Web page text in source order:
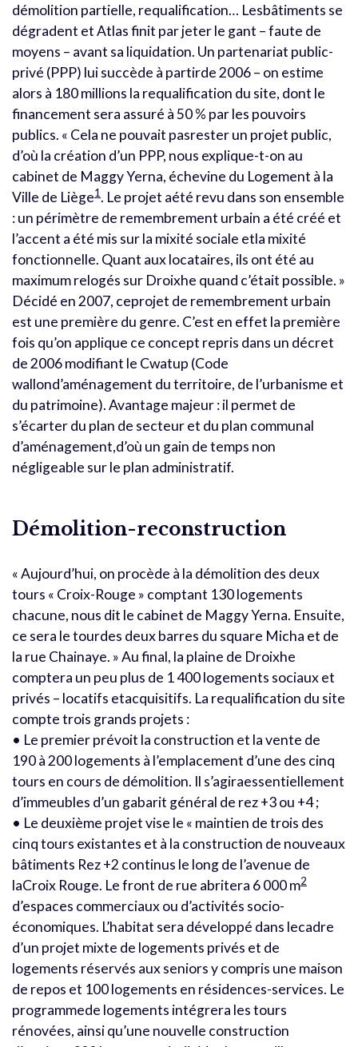
démolition partielle, requalification… Lesbâtiments se
dégradent et Atlas finit par jeter le gant – faute de
moyens – avant sa liquidation. Un partenariat public-
privé (PPP) lui succède à partirde 2006 – on estime
alors à 180 millions la requalification du site, dont le
financement sera assuré à 50 % par les pouvoirs
publics. « Cela ne pouvait pasrester un projet public,
d’où la création d’un PPP, nous explique-t-on au
cabinet de Maggy Yerna, échevine du Logement à la
Ville de Liège1. Le projet aété revu dans son ensemble
: un périmètre de remembrement urbain a été créé et
l’accent a été mis sur la mixité sociale etla mixité
fonctionnelle. Quant aux locataires, ils ont été au
maximum relogés sur Droixhe quand c’était possible. »
Décidé en 2007, ceprojet de remembrement urbain
est une première du genre. C’est en effet la première
fois qu’on applique ce concept repris dans un décret
de 2006 modifiant le Cwatup (Code
wallond’aménagement du territoire, de l’urbanisme et
du patrimoine). Avantage majeur : il permet de
s’écarter du plan de secteur et du plan communal
d’aménagement,d’où un gain de temps non
négligeable sur le plan administratif.
Démolition-reconstruction
« Aujourd’hui, on procède à la démolition des deux
tours « Croix-Rouge » comptant 130 logements
chacune, nous dit le cabinet de Maggy Yerna. Ensuite,
ce sera le tourdes deux barres du square Micha et de
la rue Chainaye. » Au final, la plaine de Droixhe
comptera un peu plus de 1 400 logements sociaux et
privés – locatifs etacquisitifs. La requalification du site
compte trois grands projets :
• Le premier prévoit la construction et la vente de
190 à 200 logements à l’emplacement d’une des cinq
tours en cours de démolition. Il s’agiraessentiellement
d’immeubles d’un gabarit général de rez +3 ou +4 ;
• Le deuxième projet vise le « maintien de trois des
cinq tours existantes et à la construction de nouveaux
bâtiments Rez +2 continus le long de l’avenue de
laCroix Rouge. Le front de rue abritera 6 000 m2
d’espaces commerciaux ou d’activités socio-
économiques. L’habitat sera développé dans lecadre
d’un projet mixte de logements privés et de
logements réservés aux seniors y compris une maison
de repos et 100 logements en résidences-services. Le
programmede logements intégrera les tours
rénovées, ainsi qu’une nouvelle construction